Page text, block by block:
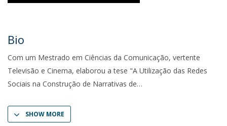
Bio
Com um Mestrado em Ciências da Comunicação, vertente
Televisão e Cinema, elaborou a tese "A Utilização das Redes
Sociais na Construção de Narrativas de
SHOW MORE